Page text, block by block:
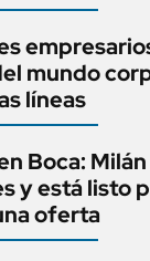
mundo
líneas
Boca:
y está listo
oferta